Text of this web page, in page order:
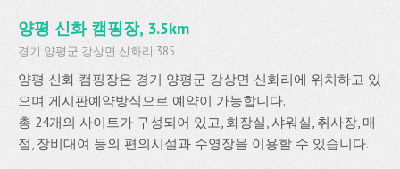
양평 신화 캠핑장, 3.5km
경기 양평군 강상면 신화리 385
양평 신화 캠핑장은 경기 양평군 강상면 신화리에 위치하고 있
으며 게시판예약방식으로 예약이 가능합니다.
총 24개의 사이트가 구성되어 있고, 화장실, 샤워실, 취사장, 매
점, 장비대여 등의 편의시설과 수영장을 이용할 수 있습니다.